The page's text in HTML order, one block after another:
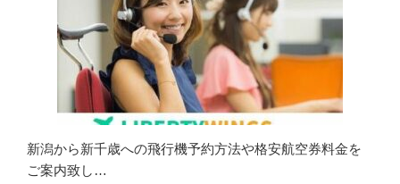
新潟から新千歳への飛行機予約方法や格安航空券料金を
ご案内致し…